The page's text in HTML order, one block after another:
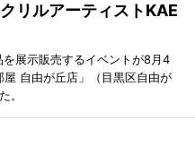
リルアーティストKAE
展示販売するイベントが8月4
自由が丘店」（目黒区自由が
。